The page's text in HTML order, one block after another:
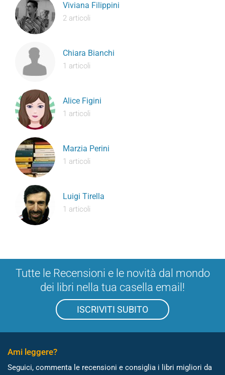
Viviana Filippini
2 articoli
Chiara Bianchi
1 articoli
Alice Figini
1 articoli
Marzia Perini
1 articoli
Luigi Tirella
1 articoli
Tutte le Recensioni e le novità dal mondo
dei libri nella tua casella email!
ISCRIVITI SUBITO
Ami leggere?
Seguici, commenta le recensioni e consiglia i libri migliori da